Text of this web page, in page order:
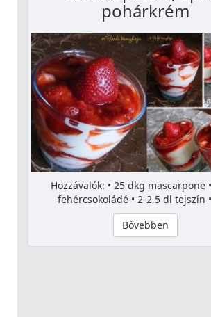
pohárkrém
Hozzávalók: • 25 dkg mascarpone
fehércsokoládé • 2-2,5 dl tejszín
Bővebben